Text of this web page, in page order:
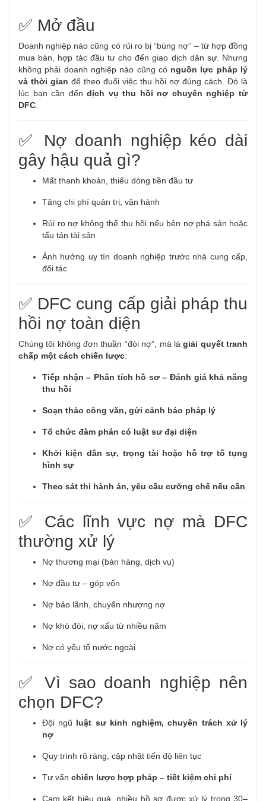
✅ Mở đầu
Doanh nghiệp nào cũng có rủi ro bị “bùng nợ” – từ hợp đồng
mua bán, hợp tác đầu tư cho đến giao dịch dân sự. Nhưng
không phải doanh nghiệp nào cũng có nguồn lực pháp lý
và thời gian để theo đuổi việc thu hồi nợ đúng cách. Đó là
lúc bạn cần đếndịch vụ thu hồi nợ chuyên nghiệp từ
DFC
✅ Nợ doanh nghiệp kéo dài
gây hậu quả gì?
Mất thanh khoản, thiếu dòng tiền đầu tư
Tăng chi phí quản trị, vận hành
Rủi ro nợ không thể thu hồi nếu bên nợ phá sản hoặc
tẩu tán tài sản
Ảnh hưởng uy tín doanh nghiệp trước nhà cung cấp,
đối tác
✅ DFC cung cấp giải pháp thu
hồi nợ toàn diện
Chúng tôi không đơn thuần “đòi nợ”, mà làgiải quyết tranh
chấp một cách chiến lược:
Tiếp nhận – Phân tích hồ sơ – Đánh giá khả năng
thu hồi
Soạn thảo công văn, gửi cảnh báo pháp lý
Tổ chức đàm phán có luật sư đại diện
Khởi kiện dân sự, trọng tài hoặc hỗ trợ tố tụng
hình sự
Theo sát thi hành án, yêu cầu cưỡng chế nếu cần
✅ Các lĩnh vực nợ mà DFC
thường xử lý
Nợ thương mại (bán hàng, dịch vụ)
Nợ đầu tư – góp vốn
Nợ bảo lãnh, chuyển nhượng nợ
Nợ khó đòi, nợ xấu từ nhiều năm
Nợ có yếu tố nước ngoài
✅ Vì sao doanh nghiệp nên
chọn DFC?
Đội ngũ luật sư kinh nghiệm, chuyên trách xử lý
nợ
Quy trình rõ ràng, cập nhật tiến độ liên tục
Tư vấn chiến lược hợp pháp – tiết kiệm chi phí
Cam kết hiệu quả, nhiều hồ sơ được xử lý trong 30–